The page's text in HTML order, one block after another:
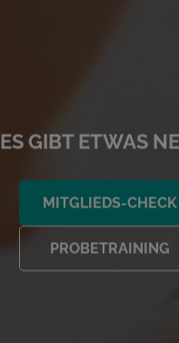
ES GIBT ETWAS
MITGLIEDS-CHECK
PROBETRAINING